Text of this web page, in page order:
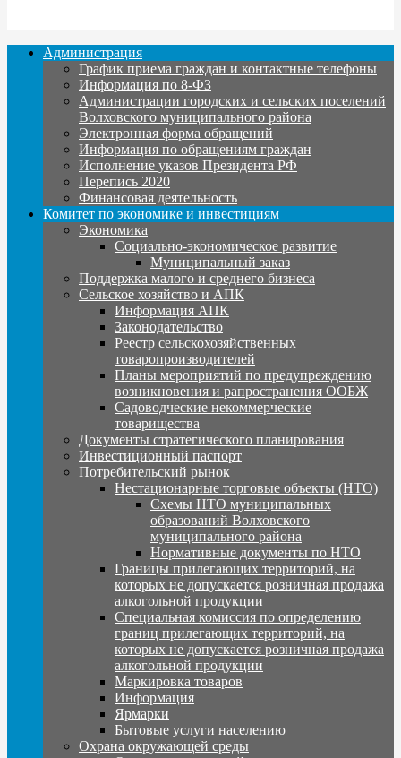
Администрация
График приема граждан и контактные телефоны
Информация по 8-ФЗ
Администрации городских и сельских поселений
Волховского муниципального района
Электронная форма обращений
Информация по обращениям граждан
Исполнение указов Президента РФ
Перепись 2020
Финансовая деятельность
Комитет по экономике и инвестициям
Экономика
Социально-экономическое развитие
Муниципальный заказ
Поддержка малого и среднего бизнеса
Сельское хозяйство и АПК
Информация АПК
Законодательство
Реестр сельскохозяйственных
товаропроизводителей
Планы мероприятий по предупреждению
возникновения и рапространения ООБЖ
Садоводческие некоммерческие
товарищества
Документы стратегического планирования
Инвестиционный паспорт
Потребительский рынок
Нестационарные торговые объекты (НТО)
Схемы НТО муниципальных
образований Волховского
муниципального района
Нормативные документы по НТО
Границы прилегающих территорий, на
которых не допускается розничная продажа
алкогольной продукции
Специальная комиссия по определению
границ прилегающих территорий, на
которых не допускается розничная продажа
алкогольной продукции
Маркировка товаров
Информация
Ярмарки
Бытовые услуги населению
Охрана окружающей среды